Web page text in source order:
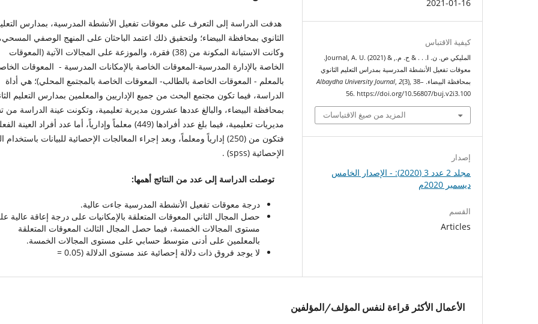
هدفت الدراسة إلى التعرف على معوقات تفعيل الأنشطة المدرسية، بمدارس
الثانوي بمحافظة البيضاء؛ ولتحقيق ذلك اعتمد الباحثان على المنهج الوصفي المسحي،
وكانت الاستبانة المكونة من (38) فقرة، والموزعة على المجالات الآتية (المعوقات
الخاصة بالإدارة المدرسية-المعوقات الخاصة بالإمكانات المدرسية - المعوقات
بالمعلم - المعوقات الخاصة بالطالب- المعوقات الخاصة بالمجتمع المحلي)؛ هي أداة
الدراسة، فيما تكون مجتمع البحث من جميع الإداريين والمعلمين بمدارس التعليم
بمحافظة البيضاء، والبالغ عددها عشرون مديرية تعليمية، وتكونت عينة الدراسة من
مديريات تعليمية، فيما بلغ عدد أفرادها (449) معلماً وإدارياً، أما عدد أفراد العينة
فتكون من (250) إدارياً ومعلماً، وبعد إجراء المعالجات الإحصائية للبيانات باستخدام
الإحصائية (spss) .
توصلت الدراسة إلى عدد من النتائج أهمها:
درجة معوقات تفعيل الأنشطة المدرسية جاءت عالية.
حصل المجال الثاني المعوقات المتعلقة بالإمكانيات على درجة إعاقة عالية
مستوى المجالات الخمسة، فيما حصل المجال الثالث المعوقات المتعلقة
بالمعلمين على أدنى متوسط حسابي على مستوى المجالات الخمسة.
لا يوجد فروق ذات دلالة إحصائية عند مستوى الدلالة (0.05 =
2021-01-16
كيفية الاقتباس
المليكي ص. ن. ا. . . & ح. م., & Journal, A. U. (2021).
معوقات تفعيل الأنشطة المدرسية بمدراس التعليم الثانوي
بمحافظة البيضاء.
Albaydha University Journal, 2(3), 38–
56. https://doi.org/10.56807/buj.v2i3.100
المزيد من صيغ الاقتباسات
إصدار
مجلد 2 عدد 3 (2020): - الإصدار الخامس
ديسمبر 2020م
القسم
Articles
الأعمال الأكثر قراءة لنفس المؤلف/المؤلفين